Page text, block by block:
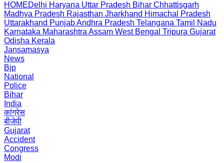
HOMEDelhi Haryana Uttar Pradesh Bihar Chhattisgarh
Madhya Pradesh Rajasthan Jharkhand Himachal Pradesh
Uttarakhand PunjabAndhra Pradesh Telangana Tamil Nadu
Karnataka Maharashtra Assam West Bengal Tripura Gujarat
Odisha Kerala
Jansamasya
News
Bjp
National
Police
Bihar
India
कांग्रेस
बीजेपी
Gujarat
Accident
Congress
Modi